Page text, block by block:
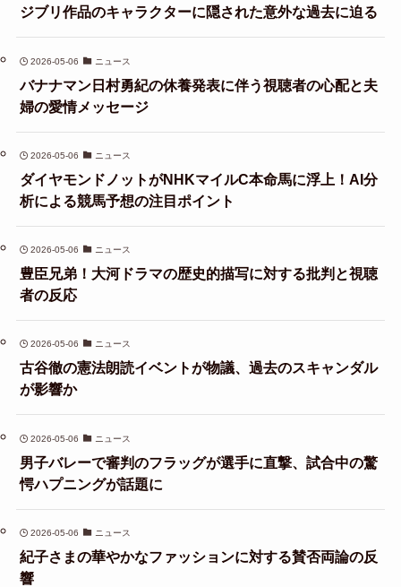
ジブリ作品のキャラクターに隠された意外な過去に迫る
2026-05-06 ニュース
バナナマン日村勇紀の休養発表に伴う視聴者の心配と夫
婦の愛情メッセージ
2026-05-06 ニュース
ダイヤモンドノットがNHKマイルC本命馬に浮上！AI分
析による競馬予想の注目ポイント
2026-05-06 ニュース
豊臣兄弟！大河ドラマの歴史的描写に対する批判と視聴
者の反応
2026-05-06 ニュース
古谷徹の憲法朗読イベントが物議、過去のスキャンダル
が影響か
2026-05-06 ニュース
男子バレーで審判のフラッグが選手に直撃、試合中の驚
愕ハプニングが話題に
2026-05-06 ニュース
紀子さまの華やかなファッションに対する賛否両論の反
響